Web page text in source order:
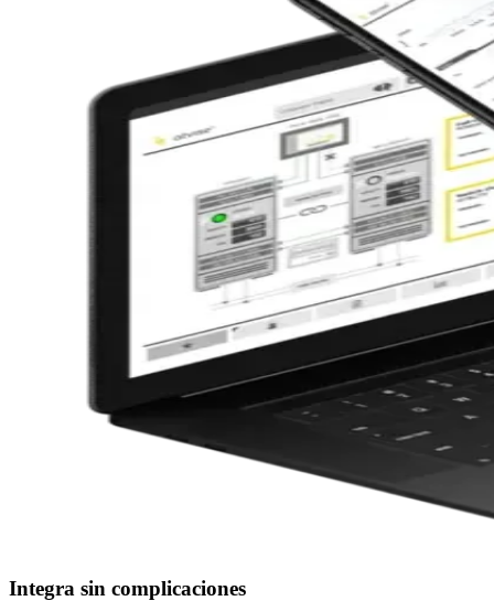
Integra sin complicaciones